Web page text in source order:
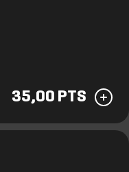
35,00 PTS